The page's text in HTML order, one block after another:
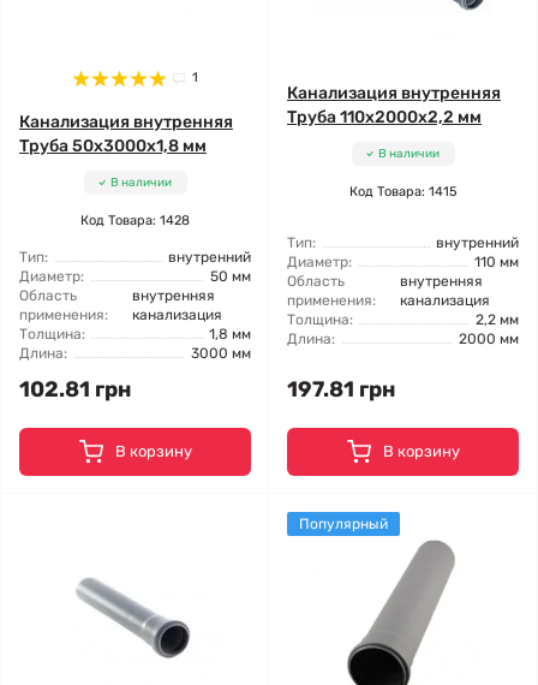
1
Канализация внутренняя
Труба 50x3000x1,8 мм
В наличии
Код Товара: 1428
Тип:
внутренний
Диаметр:
50 мм
Область
применения:
внутренняя
канализация
Толщина:
1,8 мм
Длина:
3000 мм
102.81 грн
В корзину
Канализация внутренняя
Труба 110x2000x2,2 мм
В наличии
Код Товара: 1415
Тип:
внутренний
Диаметр:
110 мм
Область
применения:
внутренняя
канализация
Толщина:
2,2 мм
Длина:
2000 мм
197.81 грн
В корзину
Популярный